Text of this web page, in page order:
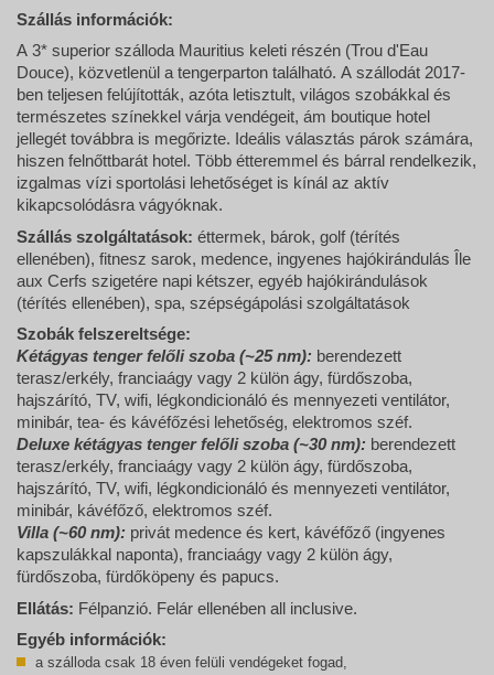
Szállás információk:
A 3* superior szálloda Mauritius keleti részén (Trou d'Eau
Douce), közvetlenül a tengerparton található. A szállodát 2017-
ben teljesen felújították, azóta letisztult, világos szobákkal és
természetes színekkel várja vendégeit, ám boutique hotel
jellegét továbbra is megőrizte. Ideális választás párok számára,
hiszen felnőttbarát hotel. Több étteremmel és bárral rendelkezik,
izgalmas vízi sportolási lehetőséget is kínál az aktív
kikapcsolódásra vágyóknak.
Szállás szolgáltatások: éttermek, bárok, golf (térítés
ellenében), fitnesz sarok, medence, ingyenes hajókirándulás Île
aux Cerfs szigetére napi kétszer, egyéb hajókirándulások
(térítés ellenében), spa, szépségápolási szolgáltatások
Szobák felszereltsége:
Kétágyas tenger felőli szoba (~25 nm): berendezett
terasz/erkély, franciaágy vagy 2 külön ágy, fürdőszoba,
hajszárító, TV, wifi, légkondicionáló és mennyezeti ventilátor,
minibár, tea- és kávéfőzési lehetőség, elektromos széf.
Deluxe kétágyas tenger felőli szoba (~30 nm): berendezett
terasz/erkély, franciaágy vagy 2 külön ágy, fürdőszoba,
hajszárító, TV, wifi, légkondicionáló és mennyezeti ventilátor,
minibár, kávéfőző, elektromos széf.
Villa (~60 nm): privát medence és kert, kávéfőző (ingyenes
kapszulákkal naponta), franciaágy vagy 2 külön ágy,
fürdőszoba, fürdőköpeny és papucs.
Ellátás: Félpanzió. Felár ellenében all inclusive.
Egyéb információk:
a szálloda csak 18 éven felüli vendégeket fogad,